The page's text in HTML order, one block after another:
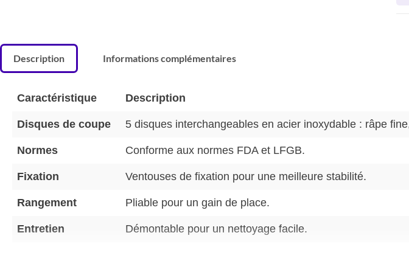
Description Informations complémentaires
Caractéristique Description
Disques de coupe 5 disques interchangeables en acier inoxydable : râpe
Normes Conforme aux normes FDA et LFGB.
Fixation Ventouses de fixation pour une meilleure stabilité.
Rangement Pliable pour un gain de place.
Entretien Démontable pour un nettoyage facile.